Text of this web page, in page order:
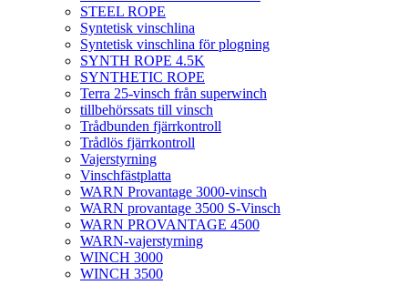
STEEL ROPE
Syntetisk vinschlina
Syntetisk vinschlina för plogning
SYNTH ROPE 4.5K
SYNTHETIC ROPE
Terra 25-vinsch från superwinch
tillbehörssats till vinsch
Trådbunden fjärrkontroll
Trådlös fjärrkontroll
Vajerstyrning
Vinschfästplatta
WARN Provantage 3000-vinsch
WARN provantage 3500 S-Vinsch
WARN PROVANTAGE 4500
WARN-vajerstyrning
WINCH 3000
WINCH 3500